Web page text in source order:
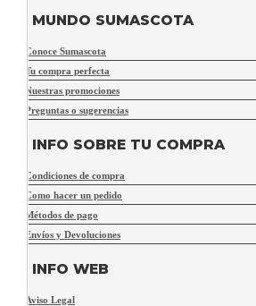
MUNDO SUMASCOTA
Conoce Sumascota
Tu compra perfecta
Nuestras promociones
Preguntas o sugerencias
INFO SOBRE TU COMPRA
Condiciones de compra
Como hacer un pedido
Métodos de pago
Envíos y Devoluciones
INFO WEB
Aviso Legal